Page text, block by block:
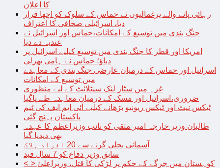
کا اعلان
رہائی پانے والے یرغمالیوں نے حماس کے سلوک کو اچھا قرار
دیا، اسرائیلی صحافی کا اعتراف
جنگ بندی میں توسیع کے امکانات،حماس اور اسرائیل نے
عندیہ دے دیا
امریکا اور قطر کا جنگ بندی میں توسیع کیلیے اسرائیل پر
دباؤ؛ حماس نے ہامی بھرلی
اسرائیل اور حماس کے درمیان عارضی جنگ بندی کے معاہدے
میں توسیع کے امکانات
غزہ میں سٹار لنک سیٹلائٹ کے لیے منظوری
ضروری،اسرائیل اور مسک کے درمیان معاہدہ طے پاگیا
ٹیکس نیٹ اور ٹیکس ریونیو بڑھانے کیلیے آئی ایم ایف کی ٹیم
پاکستان پہنچ گئی
طالبان وزیر خارجہ امیر متقی کو نائب وزیراعظم کا عہدہ
بھی دیدیا گیا
آسمانی بجلی گرنے سے 20 افراد ہلاک
سابق وزیر دفاع کو 7 سال قید
< > کوہستان میں جرگے کے حکم پر لڑکی کا قتل، وزیراعلیٰ